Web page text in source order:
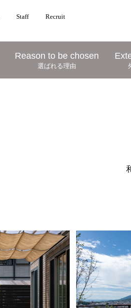
Staff Recruit
Reason to be chosen
選ばれる理由